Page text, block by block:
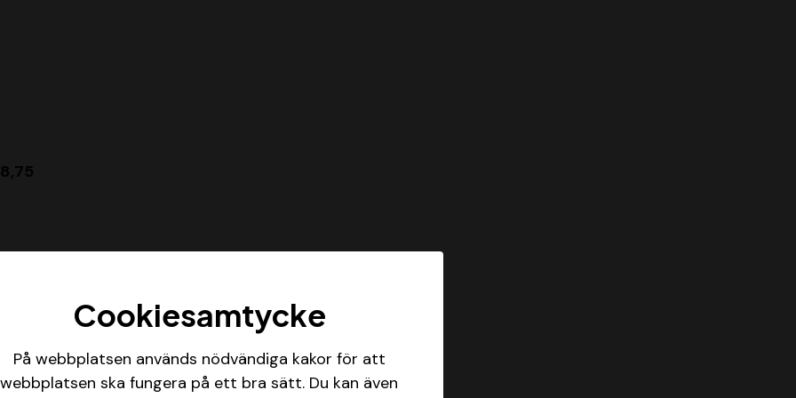
från ledningen)/
2/2 lopp från ledningen i Sverige).
Cookiesamtycke
På webbplatsen används nödvändiga kakor för att
webbplatsen ska fungera på ett bra sätt. Du kan även